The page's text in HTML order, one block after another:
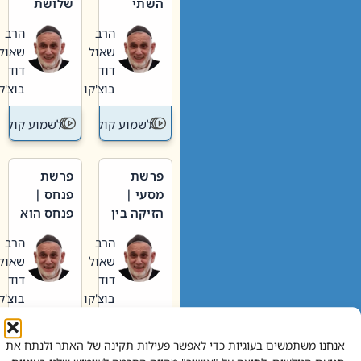
אנחנו משתמשים בעוגיות כדי לאפשר פעילות תקינה של האתר ולנתח את
וערב של
חיינו
הרב
שאול
דוד
בוצ'קו
לשמוע קול תורה – מדרש
האבות
הרב
שאול
דוד
בוצ'קו
לשמוע קול
פרשת
מסעי |
הזיקה בין
הגדול לעם הרב
שאול
דוד
בוצ'קו
לשמוע קול תורה – מדרש
פרשת
פנחס |
פנחס הוא
אליהו: בין
קנאות
הורסת
לקנאות
בונה
הרב
שאול
דוד
בוצ'קו
לשמוע קול